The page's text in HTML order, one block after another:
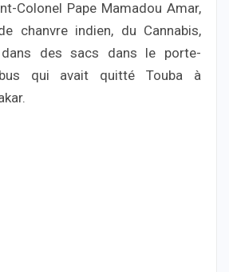
Colonel Pape Mamadou Amar,
chanvre indien, du Cannabis,
des sacs dans le porte-
bus qui avait quitté Touba à